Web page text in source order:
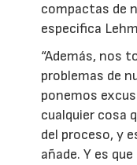
compactas de
especifica
“Además, nos
problemas de
ponemos
cualquier cosa
del proceso, y
añade. Y es